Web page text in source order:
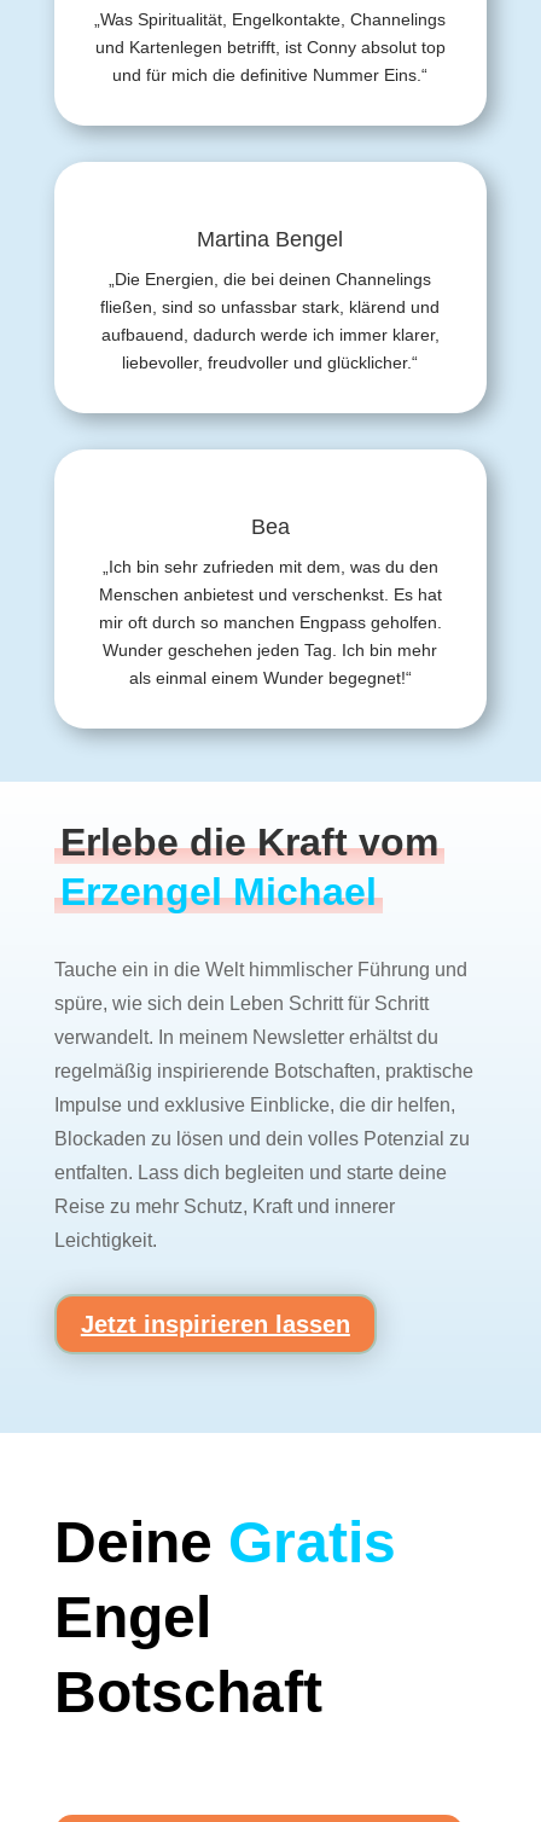
„Was Spiritualität, Engelkontakte, Channelings
und Kartenlegen betrifft, ist Conny absolut top
und für mich die definitive Nummer Eins.“
Martina Bengel
„Die Energien, die bei deinen Channelings
fließen, sind so unfassbar stark, klärend und
aufbauend, dadurch werde ich immer klarer,
liebevoller, freudvoller und glücklicher.“
Bea
„Ich bin sehr zufrieden mit dem, was du den
Menschen anbietest und verschenkst. Es hat
mir oft durch so manchen Engpass geholfen.
Wunder geschehen jeden Tag. Ich bin mehr
als einmal einem Wunder begegnet!“
Erlebe die Kraft vom
Erzengel Michael
Tauche ein in die Welt himmlischer Führung und
spüre, wie sich dein Leben Schritt für Schritt
verwandelt. In meinem Newsletter erhältst du
regelmäßig inspirierende Botschaften, praktische
Impulse und exklusive Einblicke, die dir helfen,
Blockaden zu lösen und dein volles Potenzial zu
entfalten. Lass dich begleiten und starte deine
Reise zu mehr Schutz, Kraft und innerer
Leichtigkeit.
Jetzt inspirieren lassen
Deine Gratis
Engel
Botschaft